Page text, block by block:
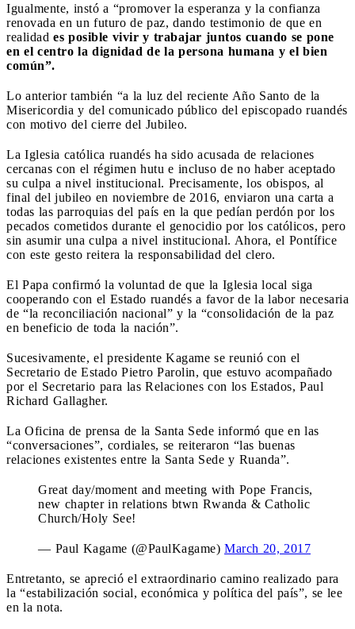
Igualmente, instó a “promover la esperanza y la confianza
renovada en un futuro de paz, dando testimonio de que en
realidad es posible vivir y trabajar juntos cuando se pone
en el centro la dignidad de la persona humana y el bien
común”.
Lo anterior también “a la luz del reciente Año Santo de la
Misericordia y del comunicado público del episcopado ruandés
con motivo del cierre del Jubileo.
La Iglesia católica ruandés ha sido acusada de relaciones
cercanas con el régimen hutu e incluso de no haber aceptado
su culpa a nivel institucional. Precisamente, los obispos, al
final del jubileo en noviembre de 2016, enviaron una carta a
todas las parroquias del país en la que pedían perdón por los
pecados cometidos durante el genocidio por los católicos, pero
sin asumir una culpa a nivel institucional. Ahora, el Pontífice
con este gesto reitera la responsabilidad del clero.
El Papa confirmó la voluntad de que la Iglesia local siga
cooperando con el Estado ruandés a favor de la labor necesaria
de “la reconciliación nacional” y la “consolidación de la paz
en beneficio de toda la nación”.
Sucesivamente, el presidente Kagame se reunió con el
Secretario de Estado Pietro Parolin, que estuvo acompañado
por el Secretario para las Relaciones con los Estados, Paul
Richard Gallagher.
La Oficina de prensa de la Santa Sede informó que en las
“conversaciones”, cordiales, se reiteraron “las buenas
relaciones existentes entre la Santa Sede y Ruanda”.
Great day/moment and meeting with Pope Francis,
new chapter in relations btwn Rwanda & Catholic
Church/Holy See!
— Paul Kagame (@PaulKagame) March 20, 2017
Entretanto, se apreció el extraordinario camino realizado para
la “estabilización social, económica y política del país”, se lee
en la nota.